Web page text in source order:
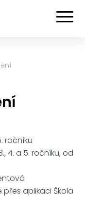
ročníku
4. a 5. ročníku, od
aplikaci Škola